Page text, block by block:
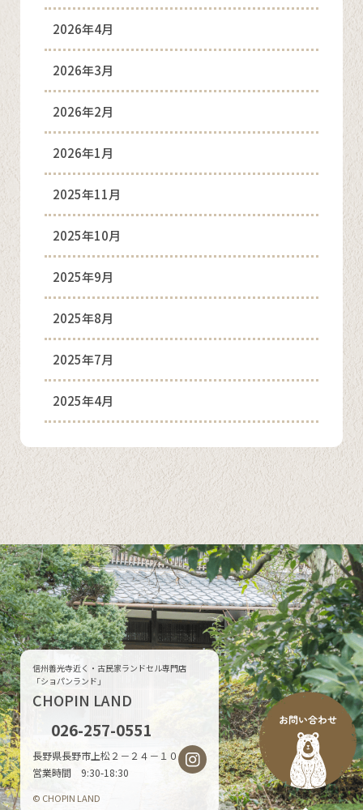
2026年4月
2026年3月
2026年2月
2026年1月
2025年11月
2025年10月
2025年9月
2025年8月
2025年7月
2025年4月
信州善光寺近く・古民家ランドセル専門店
「ショパンランド」
CHOPIN LAND
026-257-0551
長野県長野市上松２－２４－１０
営業時間 9:30-18:30
© CHOPIN LAND